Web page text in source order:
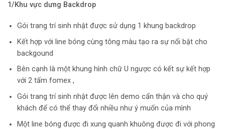
1/Khu vực dưng Backdrop
Gói trang trí sinh nhật được sử dụng 1 khung backdrop
Kết hợp với line bóng cùng tông màu tạo ra sự nổi bật cho
backgound
Bên cạnh là một khung hình chữ U ngược có kết sự kết hợp
với 2 tấm fomex ,
Gói trang trí sinh nhật được lên demo cẩn thận và cho quý
khách để có thể thay đổi nhiều như ý muốn của mình
Một line bóng được đi xung quanh khuông được đi với phong